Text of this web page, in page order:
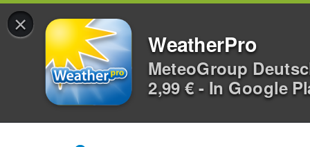
×
WeatherPro
MeteoGroup
2,99 € - In Google